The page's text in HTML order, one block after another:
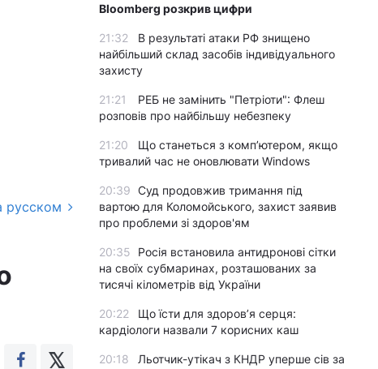
русском
Bloomberg розкрив цифри
21:32
В результаті атаки РФ знищено
найбільший склад засобів індивідуального
захисту
21:21
РЕБ не замінить "Петріоти": Флеш
розповів про найбільшу небезпеку
21:20
Що станеться з комп’ютером, якщо
тривалий час не оновлювати Windows
20:39 Суд продовжив тримання під
вартою для Коломойського, захист заявив
про проблеми зі здоров'ям
20:35
Росія встановила антидронові сітки
на своїх субмаринах, розташованих за
тисячі кілометрів від України
20:22
Що їсти для здоров’я серця:
кардіологи назвали 7 корисних каш
20:18
Льотчик-утікач з КНДР уперше сів за